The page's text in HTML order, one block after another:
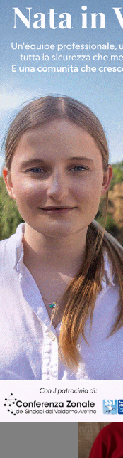
Cronaca 3 Agosto 2026
Scomparso da
Fiorentino
Levane nel 2020
Cronaca 4 Agosto 2026
Un anno fa la
Gianni, Giulia e
processo, lo
Articolo precedente
Torrente Cesto: arrivano
Regione. Realizzazione entro
dell’anno
Ultime Notizie